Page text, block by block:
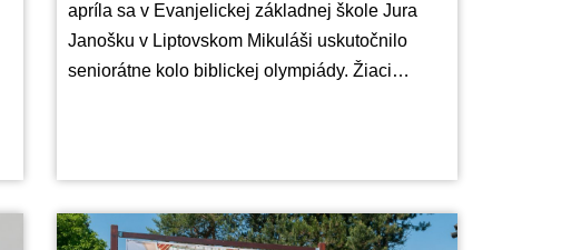
apríla sa v Evanjelickej základnej škole Jura
Janošku v Liptovskom Mikuláši uskutočnilo
seniorátne kolo biblickej olympiády. Žiaci…